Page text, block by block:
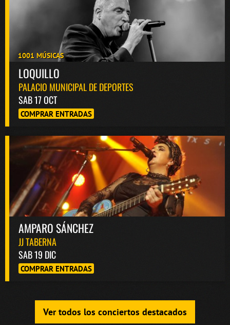
1001 MÚSICAS
LOQUILLO
PALACIO MUNICIPAL DE DEPORTES
SAB 17 OCT
COMPRAR ENTRADAS
AMPARO SÁNCHEZ
JJ TABERNA
SAB 19 DIC
COMPRAR ENTRADAS
Ver todos los conciertos destacados